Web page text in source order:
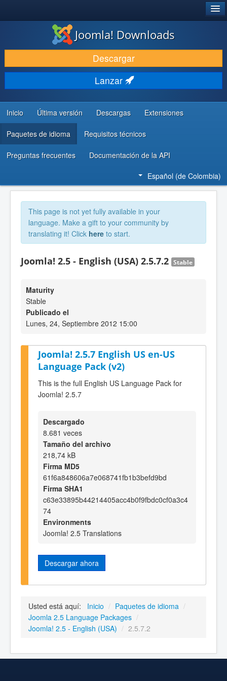
DESCARGAR
DESCUBRE Y APRENDE
COMUNIDAD Y AYUDA
RECURSOS PARA DESARROLLADORES
Joomla! Downloads
Descargar
Lanzar
Inicio Última versión Descargas Extensiones
Paquetes de idioma Requisitos técnicos
Preguntas frecuentes Documentación de la API
Español (de Colombia)
This page is not yet fully available in your
language. Make a gift to your community by
translating it! Click here to start.
Joomla! 2.5 - English (USA) 2.5.7.2 Stable
Maturity
Stable
Publicado el
Lunes, 24, Septiembre 2012 15:00
Joomla! 2.5.7 English US en-US
Language Pack (v2)
This is the full English US Language Pack for
Joomla! 2.5.7
Descargado
8.681 veces
Tamaño del archivo
218,74 kB
Firma MD5
61f6a848606a7e068741fb1b3befd9bd
Firma SHA1
c63e33895b44214405acc4b0f9fbdc0cf0a3c4
74
Environments
Joomla! 2.5 Translations
Descargar ahora
Usted está aquí: Inicio / Paquetes de idioma /
Joomla 2.5 Language Packages /
Joomla! 2.5 - English (USA) / 2.5.7.2